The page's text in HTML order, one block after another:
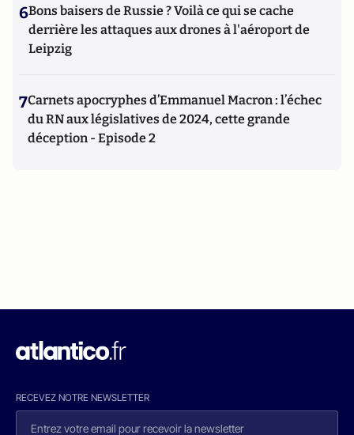
6Bons baisers de Russie ? Voilà ce qui se cache
derrière les attaques aux drones à l'aéroport de
Leipzig
7Carnets apocryphes d’Emmanuel Macron : l’échec
du RN aux législatives de 2024, cette grande
déception - Episode 2
RECEVEZ NOTRE NEWSLETTER